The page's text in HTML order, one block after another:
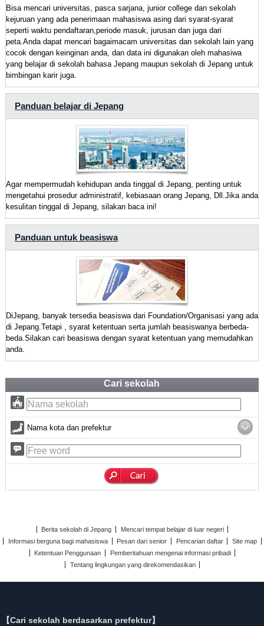
Bisa mencari universitas, pasca sarjana, junior college dan sekolah
kejuruan yang ada penerimaan mahasiswa asing dari syarat-syarat
seperti waktu pendaftaran,periode masuk, jurusan dan juga dari
peta.Anda dapat mencari bagaimacam universitas dan sekolah lain yang
cocok dengan keinginan anda, dan data ini digunakan oleh mahasiwa
yang belajar di sekolah bahasa Jepang maupun sekolah di Jepang untuk
bimbingan karir juga.
Panduan belajar di Jepang
Agar mempermudah kehidupan anda tinggal di Jepang, penting untuk
mengetahui prosedur administratif, kebiasaan orang Jepang, Dll.Jika anda
kesulitan tinggal di Jepang, silakan baca ini!
Panduan untuk beasiswa
DiJepang, banyak tersedia beasiswa dari Foundation/Organisasi yang ada
di Jepang.Tetapi , syarat ketentuan serta jumlah beasiswanya berbeda-
beda.Silakan cari beasiswa dengan syarat ketentuan yang memudahkan
anda.
Cari sekolah
Nama kota dan prefektur
Berita sekolah di Jepang
Mencari tempat belajar di luar negeri
Informasi berguna bagi mahasiswa
Pesan dari senior Pencarian daftar
Site map
Ketentuan Penggunaan
Pemberitahuan mengenai informasi pribadi
Tentang lingkungan yang direkomendasikan
【Cari sekolah berdasarkan prefektur】